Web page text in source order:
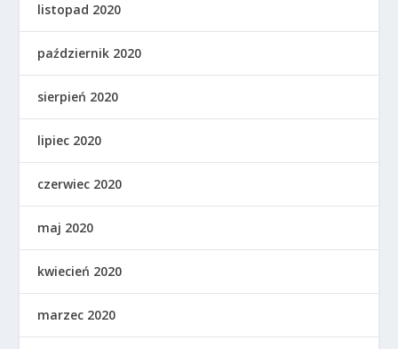
listopad 2020
październik 2020
sierpień 2020
lipiec 2020
czerwiec 2020
maj 2020
kwiecień 2020
marzec 2020